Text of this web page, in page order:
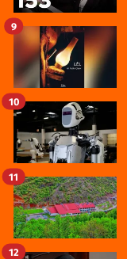
9
10
11
12